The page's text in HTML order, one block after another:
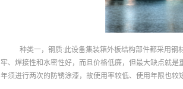
种类一，钢质:此设备集装箱外板结构部件都采用钢
牢、焊接性和水密性好，而且价格低廉，但最大缺点就
年须进行两次的防锈涂漆，故使用率较低、使用年限也较